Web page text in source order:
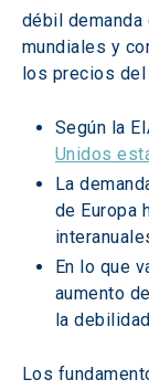
débil
mundiales y
los precios del
Según la
Unidos
La
de Europa
En lo que
aumento
la
Los